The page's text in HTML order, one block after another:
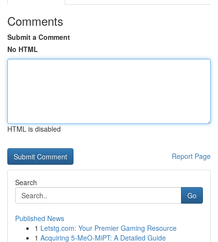
Comments
Submit a Comment
No HTML
HTML is disabled
Report Page
Search
Go
Published News
1 Letstg.com: Your Premier Gaming Resource
1 Acquiring 5-MeO-MiPT: A Detailed Guide